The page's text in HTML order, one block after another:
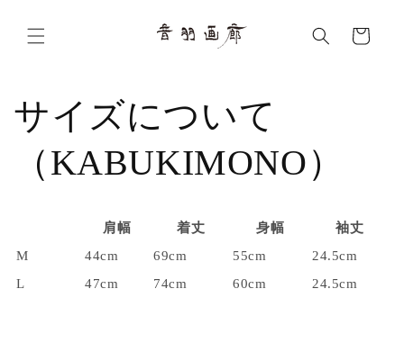
au
Panier
サイズについて
（KABUKIMONO）
肩幅 着丈 身幅
袖丈
M
44cm 69cm 55cm
24.5cm
L
47cm 74cm 60cm 24.5cm